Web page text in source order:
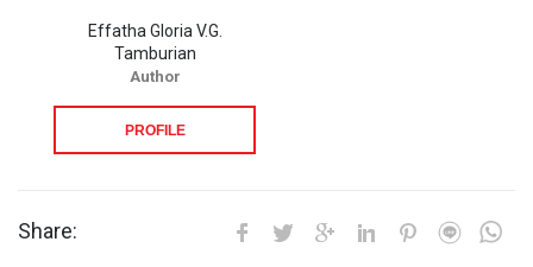
Effatha Gloria V.G.
Tamburian
Author
PROFILE
Share: